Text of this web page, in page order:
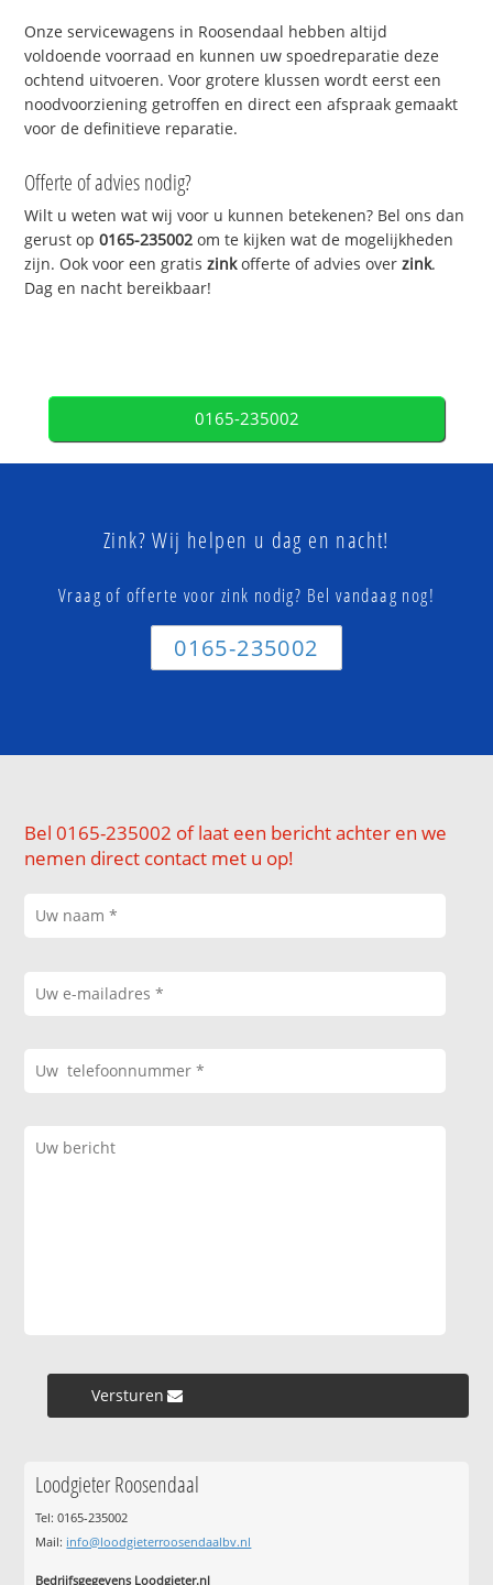
Onze servicewagens in Roosendaal hebben altijd
voldoende voorraad en kunnen uw spoedreparatie deze
ochtend uitvoeren. Voor grotere klussen wordt eerst een
noodvoorziening getroffen en direct een afspraak gemaakt
voor de definitieve reparatie.
Offerte of advies nodig?
Wilt u weten wat wij voor u kunnen betekenen? Bel ons dan
gerust op0165-235002 om te kijken wat de mogelijkheden
zijn. Ook voor een gratiszinkofferte of advies overzink.
Dag en nacht bereikbaar!
0165-235002
Zink? Wij helpen u dag en nacht!
Vraag of offerte voor zink nodig? Bel vandaag nog!
0165-235002
Bel 0165-235002 of laat een bericht achter en we
nemen direct contact met u op!
Versturen »
Loodgieter Roosendaal
Tel: 0165-235002
Mail: info@loodgieterroosendaalbv.nl
Bedrijfsgegevens Loodgieter.nl